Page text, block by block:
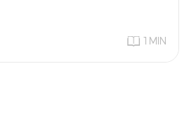
1 MIN